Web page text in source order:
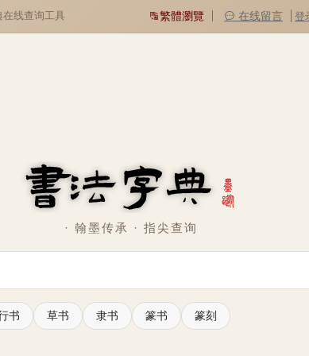
线查询工具 繁體瀏覽 在线留言 登
· 翰墨传承 · 指尖查询
书 草书 隶书 篆书 篆刻